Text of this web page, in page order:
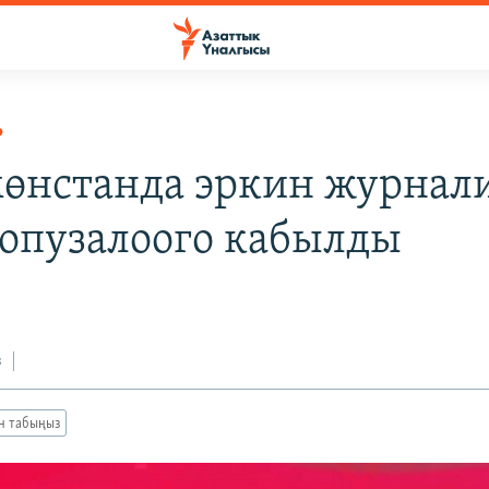
эркин
кабылды
табыңыз